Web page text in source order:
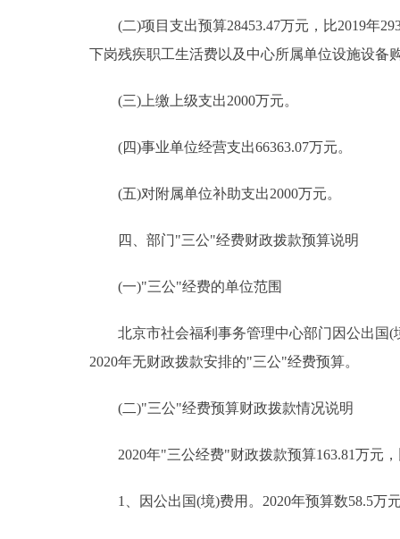
(二)项目支出预算28453.47万元，比2019年
下岗残疾职工生活费以及中心所属单位设施设备
(三)上缴上级支出2000万元。
(四)事业单位经营支出66363.07万元。
(五)对附属单位补助支出2000万元。
四、部门"三公"经费财政拨款预算说明
(一)"三公"经费的单位范围
北京市社会福利事务管理中心部门因公出国(
2020年无财政拨款安排的"三公"经费预算。
(二)"三公"经费预算财政拨款情况说明
2020年"三公经费"财政拨款预算163.81万元，
1、因公出国(境)费用。2020年预算数58.5万元